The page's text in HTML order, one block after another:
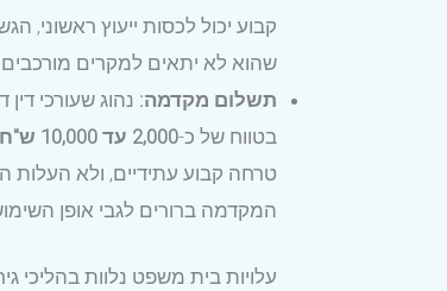
קבוע יכול לכסות ייעוץ
שהוא לא יתאים למקרים
תשלום מקדמה: נהוג שעורכי
בטווח של כ-2,000 עד 10,000 ש"ח או יותר
טרחה קבוע עתידיים, ולא העלות
המקדמה ברורים לגבי אופן
עלויות בית משפט נלוות בהליכי